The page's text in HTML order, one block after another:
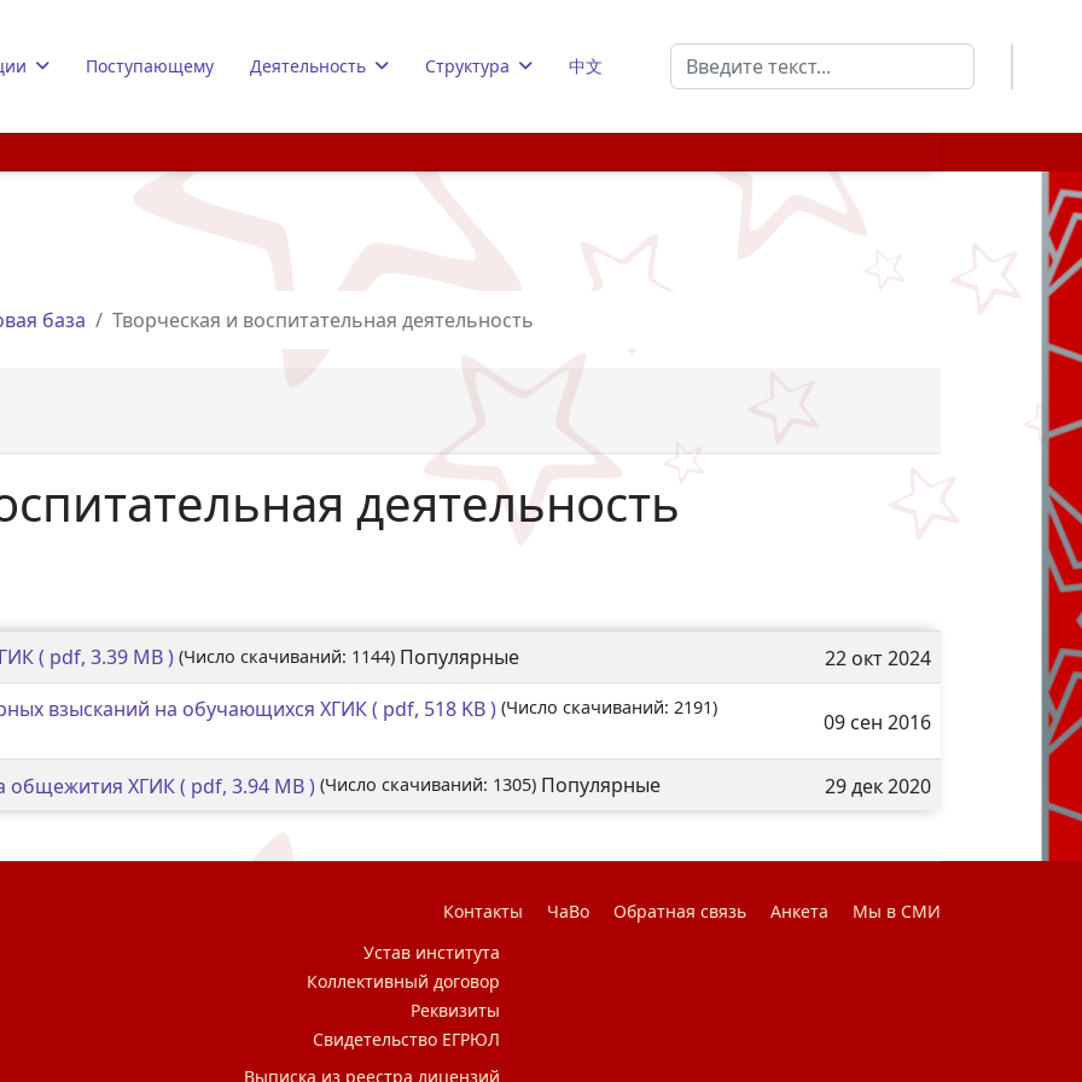
Поступающему Деятельность Структура 中文
Поиск
база Творческая и воспитательная деятельность
деятельность
( pdf, 3.39 MB ) (Число скачиваний: 1144) Популярные 22 окт 2024
взысканий на обучающихся ХГИК( pdf, 518 KB ) (Число скачиваний: 2191)
09 сен 2016
общежития ХГИК( pdf, 3.94 MB ) (Число скачиваний: 1305) Популярные 29 дек 2020
Контакты ЧаВо Обратная связь Анкета
Мы в СМИ
Устав института
Коллективный договор
Реквизиты
Свидетельство ЕГРЮЛ
Выписка из реестра лицензий